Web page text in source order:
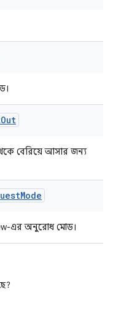
Out
বেরিয়ে আসার জন্য
Mode
এর অনুরোধ মোড।